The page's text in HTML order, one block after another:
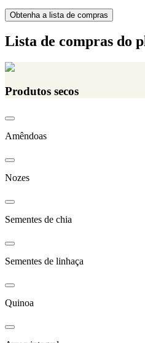
Obtenha a lista de compras
Lista de compras do
Produtos secos
Amêndoas
Nozes
Sementes de chia
Sementes de linhaça
Quinoa